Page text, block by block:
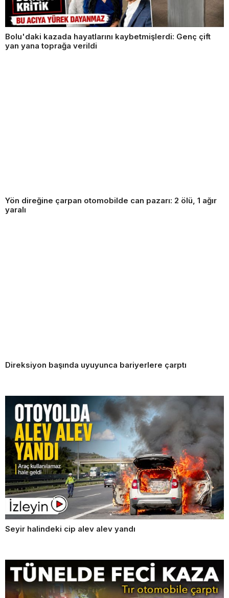
Bolu'daki kazada hayatlarını kaybetmişlerdi: Genç çift
yan yana toprağa verildi
Yön direğine çarpan otomobilde can pazarı: 2 ölü, 1 ağır
yaralı
Direksiyon başında uyuyunca bariyerlere çarptı
Seyir halindeki cip alev alev yandı